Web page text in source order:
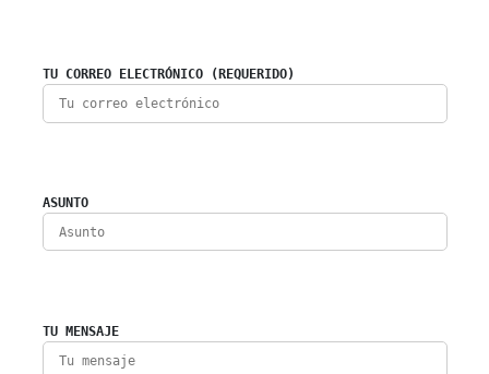
TU CORREO ELECTRÓNICO (REQUERIDO)
ASUNTO
TU MENSAJE